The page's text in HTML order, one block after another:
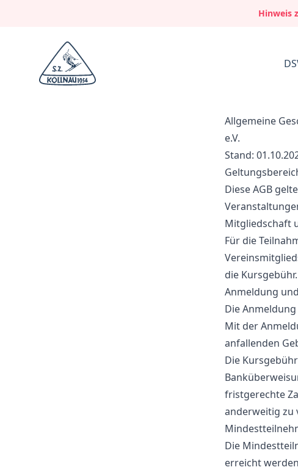
Hinweis
Skizunft Kollnau
Allgemeine
e.V.
Stand:
Diese AGB
Mitgliedschaft
Für die
die Kursgebühr.
Anmeldung
Die
Mit der
anfallenden
Die
fristgerechte
anderweitig zu
Die
erreicht